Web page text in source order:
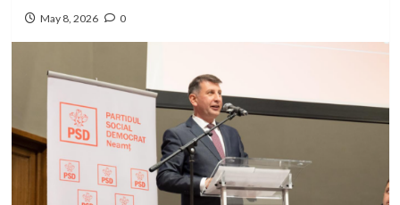
May 8, 2026 0